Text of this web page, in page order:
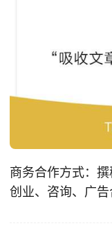
商务合作方式：
创业、咨询、广告